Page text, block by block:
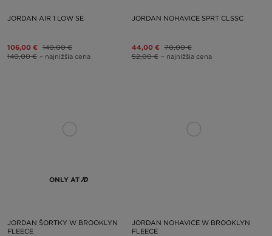
JORDAN AIR 1 LOW SE
106,00 € 140,00 €
140,00 € – najnižšia cena
JORDAN NOHAVICE SPRT CLSSC
44,00 € 70,00 €
52,00 € – najnižšia cena
ONLY AT
JORDAN ŠORTKY W BROOKLYN
FLEECE
JORDAN NOHAVICE W BROOKLYN
FLEECE